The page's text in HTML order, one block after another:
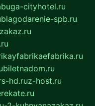
cityhotel.ru
blagodarenie-spb.ru
biletnadom.ru
hd.ruz-host.ru